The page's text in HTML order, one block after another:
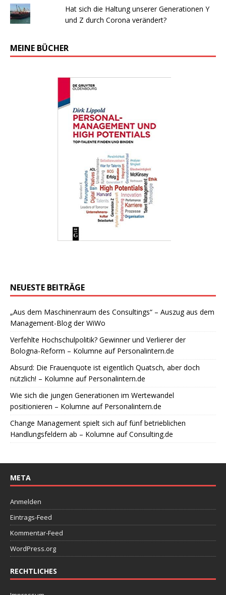
Hat sich die Haltung unserer Generationen Y
und Z durch Corona verändert?
MEINE BÜCHER
NEUESTE BEITRÄGE
„Aus dem Maschinenraum des Consultings“ – Auszug aus dem
Management-Blog der WiWo
Verfehlte Hochschulpolitik? Gewinner und Verlierer der
Bologna-Reform – Kolumne auf Personalintern.de
Absurd: Die Frauenquote ist eigentlich Quatsch, aber doch
nützlich! – Kolumne auf Personalintern.de
Wie sich die jungen Generationen im Wertewandel
positionieren – Kolumne auf Personalintern.de
Change Management spielt sich auf fünf betrieblichen
Handlungsfeldern ab – Kolumne auf Consulting.de
META
Anmelden
Eintrags-Feed
Kommentar-Feed
WordPress.org
RECHTLICHES